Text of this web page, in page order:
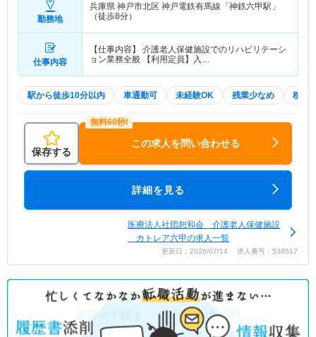
勤務地
兵庫県 神戸市北区 神戸電鉄有馬線「神鉄六甲駅」
（徒歩8分）
仕事内容
【仕事内容】 介護老人保健施設でのリハビリテーシ
ョン業務全般 【利用定員】入…
駅から徒歩10分以内 車通勤可 未経験OK 残業少なめ 積極
保存する
この求人を問い合わせる
詳細を見る
医療法人社団恕和会 介護老人保健施設
カトレア六甲の求人一覧
更新日：2026/07/14 求人番号：538517